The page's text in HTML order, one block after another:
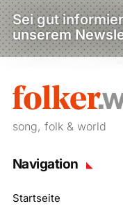
Sei gut
unserem
song, folk & world
Navigation
Startseite